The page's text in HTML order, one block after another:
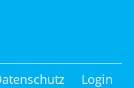
Login